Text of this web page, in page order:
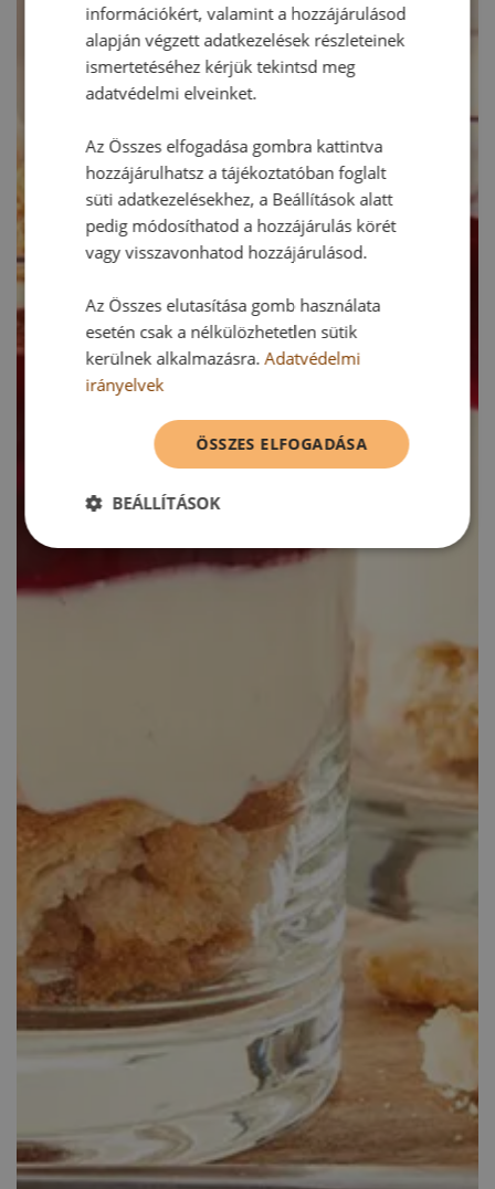
információkért, valamint a hozzájárulásod
alapján végzett adatkezelések részleteinek
ismertetéséhez kérjük tekintsd meg
adatvédelmi elveinket.
Az Összes elfogadása gombra kattintva
hozzájárulhatsz a tájékoztatóban foglalt
süti adatkezelésekhez, a Beállítások alatt
pedig módosíthatod a hozzájárulás körét
vagy visszavonhatod hozzájárulásod.
Az Összes elutasítása gomb használata
esetén csak a nélkülözhetetlen sütik
kerülnek alkalmazásra.Adatvédelmi
irányelvek
ÖSSZES ELFOGADÁSA
BEÁLLÍTÁSOK